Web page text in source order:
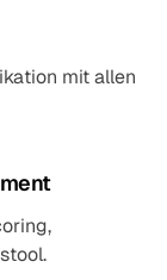
mit allen